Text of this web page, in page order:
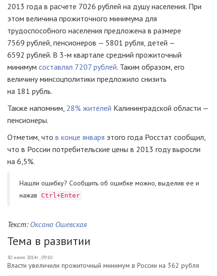
2013 года в расчете 7026 рублей на душу населения. При
этом величина прожиточного минимума для
трудоспособного населения предложена в размере
7569 рублей, пенсионеров — 5801 рубля, детей —
6592 рублей. В 3-м квартале средний прожиточный
минимум составлял 7207 рублей. Таким образом, его
величину минсоцполитики предложило снизить
на 181 рубль.
Также напомним, 28% жителей Калининградской области —
пенсионеры.
Отметим, что в конце января этого года Росстат сообщил,
что в России потребительские цены в 2013 году выросли
на 6,5%.
Нашли ошибку? Cообщить об ошибке можно, выделив ее и
нажав
Ctrl+Enter
Текст: Оксана Ошевская
Тема в развитии
30 июня 2014г., 09:10
Власти увеличили прожиточный минимум в России на 362 рубля